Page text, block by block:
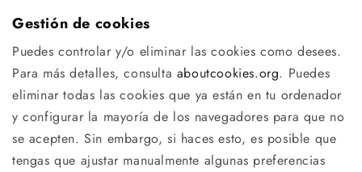
Gestión de cookies
Puedes controlar y/o eliminar las cookies como desees.
Para más detalles, consulta aboutcookies.org. Puedes
eliminar todas las cookies que ya están en tu ordenador
y configurar la mayoría de los navegadores para que no
se acepten. Sin embargo, si haces esto, es posible que
tengas que ajustar manualmente algunas preferencias